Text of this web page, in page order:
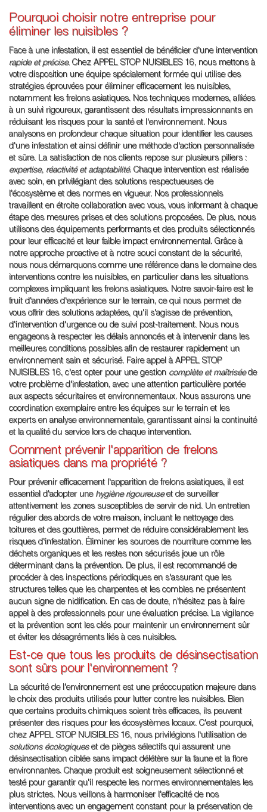
Pourquoi choisir notre entreprise pour
éliminer les nuisibles ?
Face à une infestation, il est essentiel de bénéficier d'une intervention
rapide et précise. Chez APPEL STOP NUISIBLES 16, nous mettons à
votre disposition une équipe spécialement formée qui utilise des
stratégies éprouvées pour éliminer efficacement les nuisibles,
notamment les frelons asiatiques. Nos techniques modernes, alliées
à un suivi rigoureux, garantissent des résultats impressionnants en
réduisant les risques pour la santé et l'environnement. Nous
analysons en profondeur chaque situation pour identifier les causes
d'une infestation et ainsi définir une méthode d'action personnalisée
et sûre. La satisfaction de nos clients repose sur plusieurs piliers :
expertise, réactivité et adaptabilité. Chaque intervention est réalisée
avec soin, en privilégiant des solutions respectueuses de
l'écosystème et des normes en vigueur. Nos professionnels
travaillent en étroite collaboration avec vous, vous informant à chaque
étape des mesures prises et des solutions proposées. De plus, nous
utilisons des équipements performants et des produits sélectionnés
pour leur efficacité et leur faible impact environnemental. Grâce à
notre approche proactive et à notre souci constant de la sécurité,
nous nous démarquons comme une référence dans le domaine des
interventions contre les nuisibles, en particulier dans les situations
complexes impliquant les frelons asiatiques. Notre savoir-faire est le
fruit d'années d'expérience sur le terrain, ce qui nous permet de
vous offrir des solutions adaptées, qu'il s'agisse de prévention,
d'intervention d'urgence ou de suivi post-traitement. Nous nous
engageons à respecter les délais annoncés et à intervenir dans les
meilleures conditions possibles afin de restaurer rapidement un
environnement sain et sécurisé. Faire appel à APPEL STOP
NUISIBLES 16, c'est opter pour une gestion complète et maîtriséede
votre problème d'infestation, avec une attention particulière portée
aux aspects sécuritaires et environnementaux. Nous assurons une
coordination exemplaire entre les équipes sur le terrain et les
experts en analyse environnementale, garantissant ainsi la continuité
et la qualité du service lors de chaque intervention.
Comment prévenir l'apparition de frelons
asiatiques dans ma propriété ?
Pour prévenir efficacement l'apparition de frelons asiatiques, il est
essentiel d'adopter une hygiène rigoureuseet de surveiller
attentivement les zones susceptibles de servir de nid. Un entretien
régulier des abords de votre maison, incluant le nettoyage des
toitures et des gouttières, permet de réduire considérablement les
risques d'infestation. Éliminer les sources de nourriture comme les
déchets organiques et les restes non sécurisés joue un rôle
déterminant dans la prévention. De plus, il est recommandé de
procéder à des inspections périodiques en s'assurant que les
structures telles que les charpentes et les combles ne présentent
aucun signe de nidification. En cas de doute, n'hésitez pas à faire
appel à des professionnels pour une évaluation précise. La vigilance
et la prévention sont les clés pour maintenir un environnement sûr
et éviter les désagréments liés à ces nuisibles.
Est-ce que tous les produits de désinsectisation
sont sûrs pour l'environnement ?
La sécurité de l'environnement est une préoccupation majeure dans
le choix des produits utilisés pour lutter contre les nuisibles. Bien
que certains produits chimiques soient très efficaces, ils peuvent
présenter des risques pour les écosystèmes locaux. C'est pourquoi,
chez APPEL STOP NUISIBLES 16, nous privilégions l'utilisation de
solutions écologiqueset de pièges sélectifs qui assurent une
désinsectisation ciblée sans impact délétère sur la faune et la flore
environnantes. Chaque produit est soigneusement sélectionné et
testé pour garantir qu'il respecte les normes environnementales les
plus strictes. Nous veillons à harmoniser l'efficacité de nos
interventions avec un engagement constant pour la préservation de